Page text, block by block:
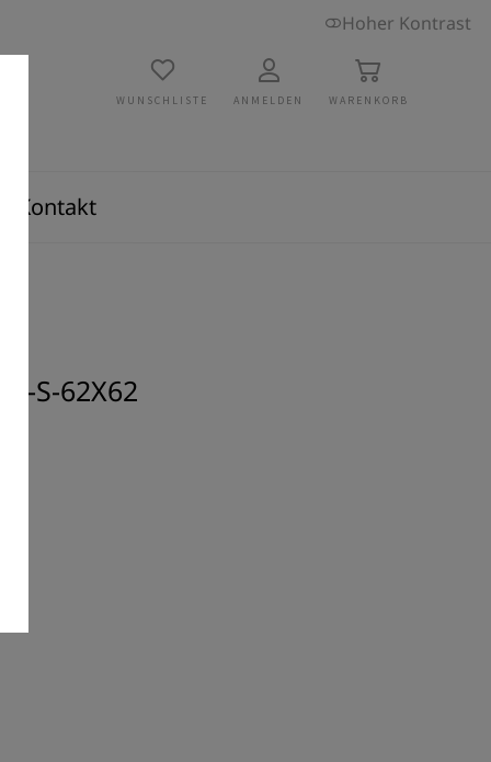
Hoher Kontrast
WUNSCHLISTE ANMELDEN WARENKORB
Kontakt
S-62X62